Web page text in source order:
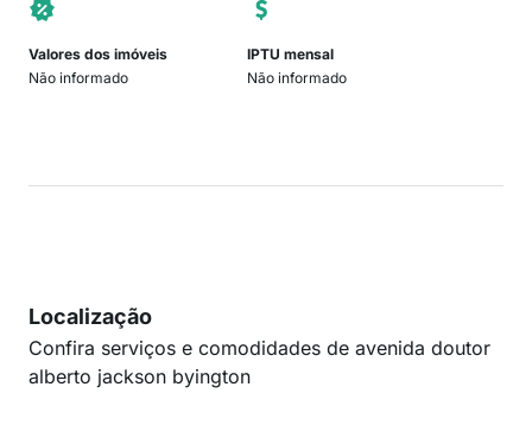
Valores dos imóveis
Não informado
IPTU mensal
Não informado
Localização
Confira serviços e comodidades de avenida doutor
alberto jackson byington